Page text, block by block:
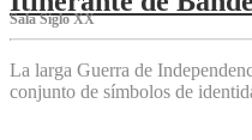
Sala Siglo XX
La larga Guerra de
conjunto de símbolos de